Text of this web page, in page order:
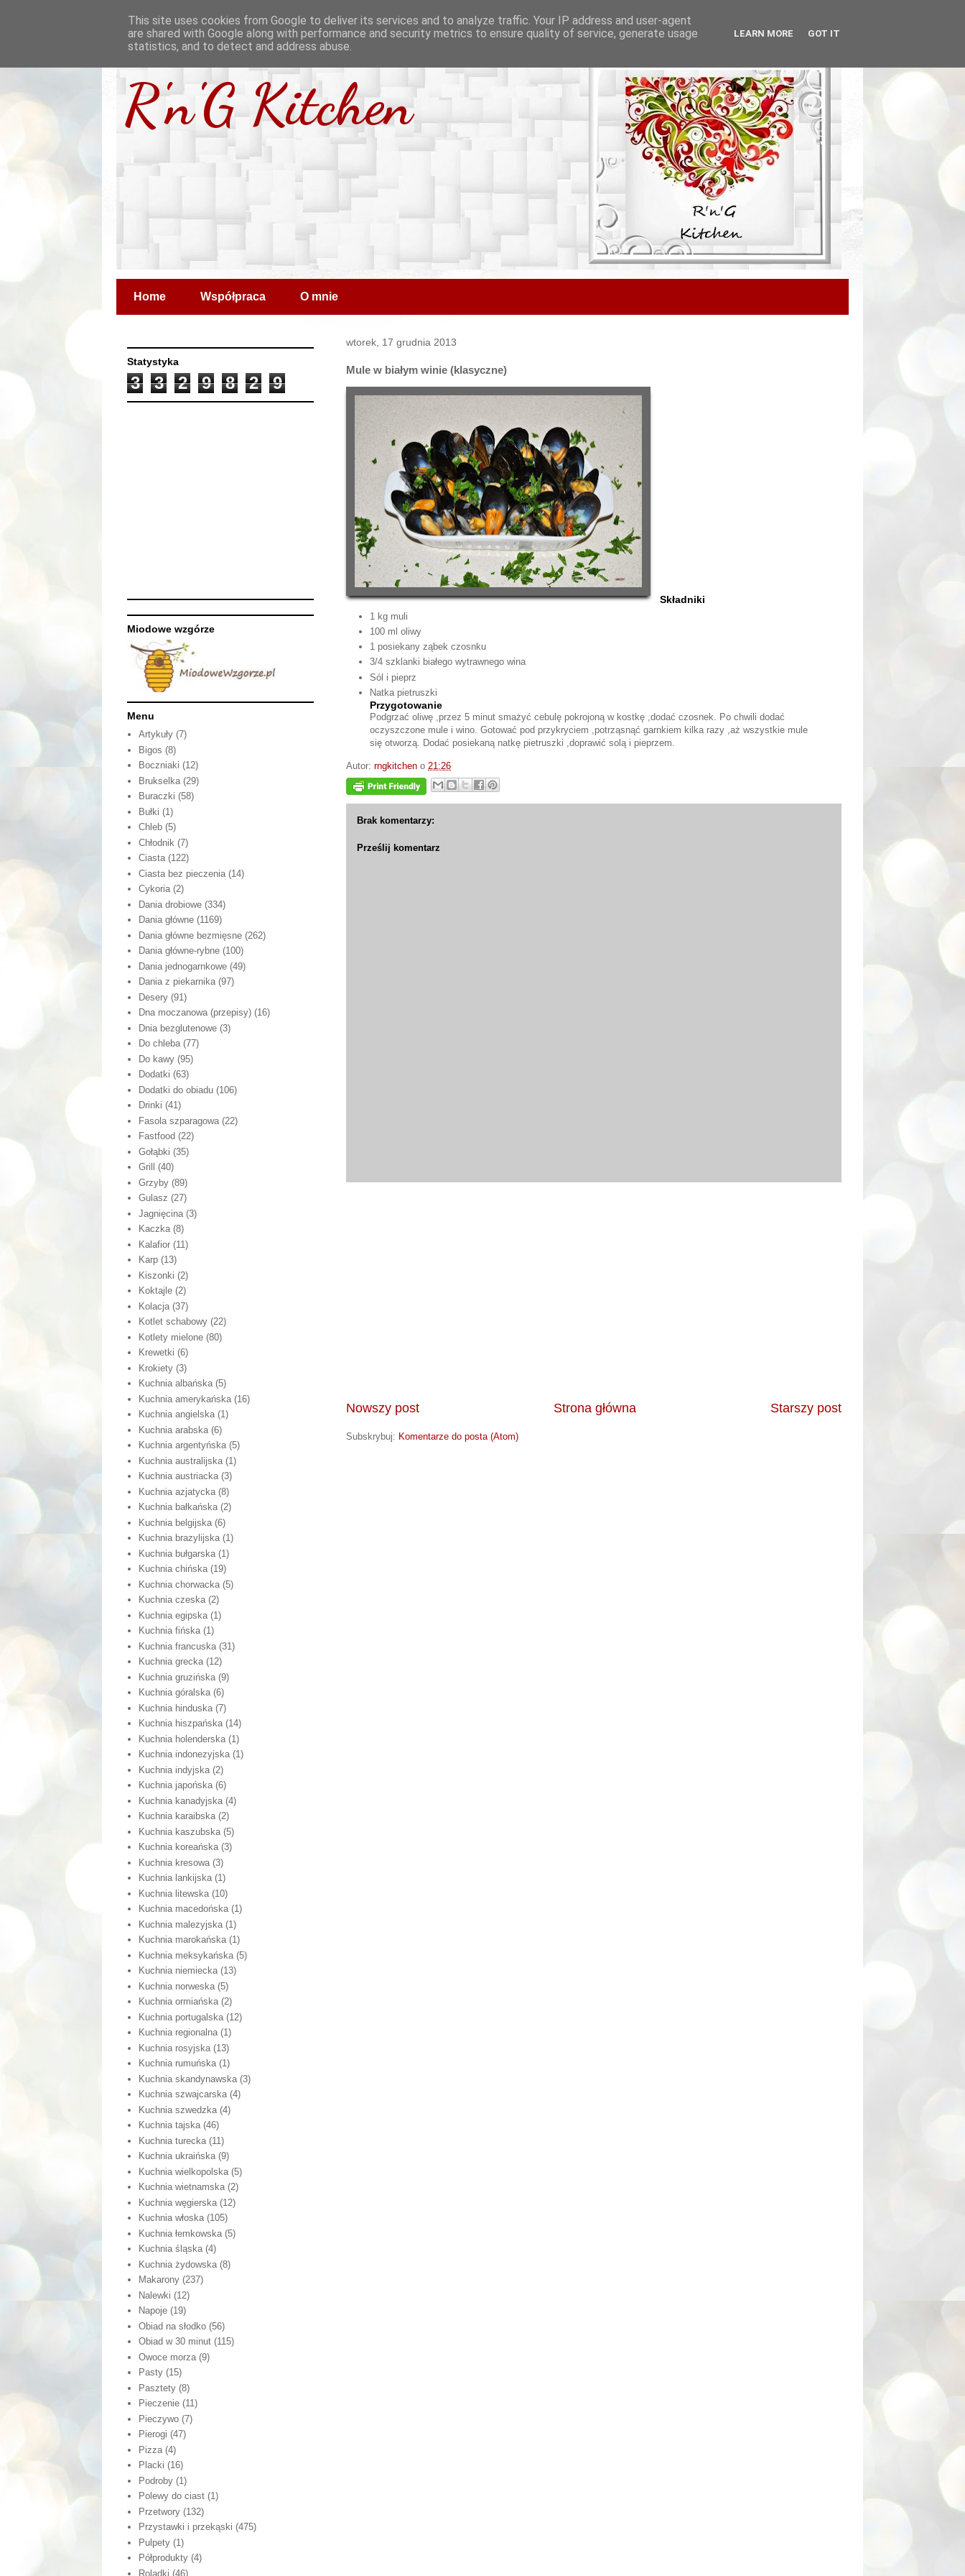
R'n'G Kitchen
Home Współpraca O mnie
wtorek, 17 grudnia 2013
Mule w białym winie (klasyczne)
Składniki
1 kg muli
100 ml oliwy
1 posiekany ząbek czosnku
3/4 szklanki białego wytrawnego wina
Sól i pieprz
Natka pietruszki
Przygotowanie
Podgrzać oliwę ,przez 5 minut smażyć cebulę pokrojoną w kostkę ,dodać czosnek. Po chwili dodać
oczyszczone mule i wino. Gotować pod przykryciem ,potrząsnąć garnkiem kilka razy ,aż wszystkie mule
się otworzą. Dodać posiekaną natkę pietruszki ,doprawić solą i pieprzem.
Autor: rngkitchen o 21:26
Brak komentarzy:
Prześlij komentarz
Nowszy post Starszy post
Strona główna
Subskrybuj: Komentarze do posta (Atom)
Statystyka
3 3 2 9 8 2 9
Miodowe wzgórze
Menu
Artykuły (7)
Bigos (8)
Boczniaki (12)
Brukselka (29)
Buraczki (58)
Bułki (1)
Chleb (5)
Chłodnik (7)
Ciasta (122)
Ciasta bez pieczenia (14)
Cykoria (2)
Dania drobiowe (334)
Dania główne (1169)
Dania główne bezmięsne (262)
Dania główne-rybne (100)
Dania jednogarnkowe (49)
Dania z piekarnika (97)
Desery (91)
Dna moczanowa (przepisy) (16)
Dnia bezglutenowe (3)
Do chleba (77)
Do kawy (95)
Dodatki (63)
Dodatki do obiadu (106)
Drinki (41)
Fasola szparagowa (22)
Fastfood (22)
Gołąbki (35)
Grill
(40)
Grzyby (89)
Gulasz (27)
Jagnięcina (3)
Kaczka (8)
Kalafior (11)
Karp (13)
Kiszonki (2)
Koktajle (2)
Kolacja (37)
Kotlet schabowy (22)
Kotlety mielone (80)
Krewetki (6)
Krokiety (3)
Kuchnia albańska (5)
Kuchnia amerykańska (16)
Kuchnia angielska (1)
Kuchnia arabska (6)
Kuchnia argentyńska (5)
Kuchnia australijska (1)
Kuchnia austriacka (3)
Kuchnia azjatycka (8)
Kuchnia bałkańska (2)
Kuchnia belgijska (6)
Kuchnia brazylijska (1)
Kuchnia bułgarska (1)
Kuchnia chińska (19)
Kuchnia chorwacka (5)
Kuchnia czeska (2)
Kuchnia egipska (1)
Kuchnia fińska (1)
Kuchnia francuska (31)
Kuchnia grecka (12)
Kuchnia gruzińska (9)
Kuchnia góralska (6)
Kuchnia hinduska (7)
Kuchnia hiszpańska (14)
Kuchnia holenderska (1)
Kuchnia indonezyjska (1)
Kuchnia indyjska (2)
Kuchnia japońska (6)
Kuchnia kanadyjska (4)
Kuchnia karaibska (2)
Kuchnia kaszubska (5)
Kuchnia koreańska (3)
Kuchnia kresowa (3)
Kuchnia lankijska (1)
Kuchnia litewska (10)
Kuchnia macedońska (1)
Kuchnia malezyjska (1)
Kuchnia marokańska (1)
Kuchnia meksykańska (5)
Kuchnia niemiecka (13)
Kuchnia norweska (5)
Kuchnia ormiańska (2)
Kuchnia portugalska (12)
Kuchnia regionalna (1)
Kuchnia rosyjska (13)
Kuchnia rumuńska (1)
Kuchnia skandynawska (3)
Kuchnia szwajcarska (4)
Kuchnia szwedzka (4)
Kuchnia tajska (46)
Kuchnia turecka (11)
Kuchnia ukraińska (9)
Kuchnia wielkopolska (5)
Kuchnia wietnamska (2)
Kuchnia węgierska (12)
Kuchnia włoska (105)
Kuchnia łemkowska (5)
Kuchnia śląska (4)
Kuchnia żydowska (8)
Makarony (237)
Nalewki (12)
Napoje (19)
Obiad na słodko (56)
Obiad w 30 minut (115)
Owoce morza (9)
Pasty (15)
Pasztety (8)
Pieczenie (11)
Pieczywo (7)
Pierogi (47)
Pizza (4)
Placki (16)
Podroby (1)
Polewy do ciast (1)
Przetwory (132)
Przystawki i przekąski (475)
Pulpety (1)
Półprodukty (4)
Roladki (46)
This site uses cookies from Google to deliver its services and to analyze traffic. Your IP address and user-agent
are shared with Google along with performance and security metrics to ensure quality of service, generate usage
statistics, and to detect and address abuse.
LEARN MORE GOT IT